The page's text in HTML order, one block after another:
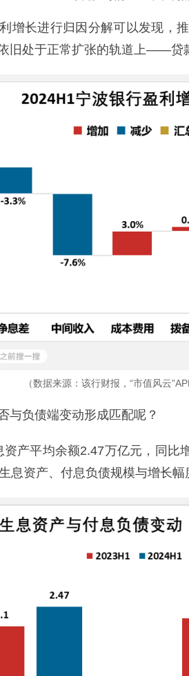
增长进行归因分解可以发现，
旧处于正常扩张的轨道上——贷
（数据来源：该行财报，“市值风云
与负债端变动形成匹配呢？
产平均余额2.47万亿元，同比
息资产、付息负债规模与增长幅